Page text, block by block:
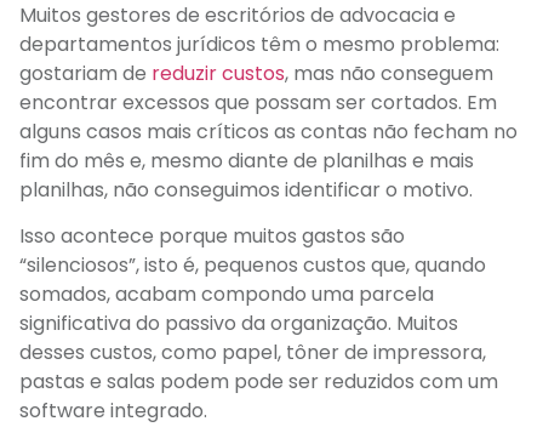
Muitos gestores de escritórios de advocacia e
departamentos jurídicos têm o mesmo problema:
gostariam de reduzir custos, mas não conseguem
encontrar excessos que possam ser cortados. Em
alguns casos mais críticos as contas não fecham no
fim do mês e, mesmo diante de planilhas e mais
planilhas, não conseguimos identificar o motivo.
Isso acontece porque muitos gastos são
“silenciosos”, isto é, pequenos custos que, quando
somados, acabam compondo uma parcela
significativa do passivo da organização. Muitos
desses custos, como papel, tôner de impressora,
pastas e salas podem pode ser reduzidos com um
software integrado.